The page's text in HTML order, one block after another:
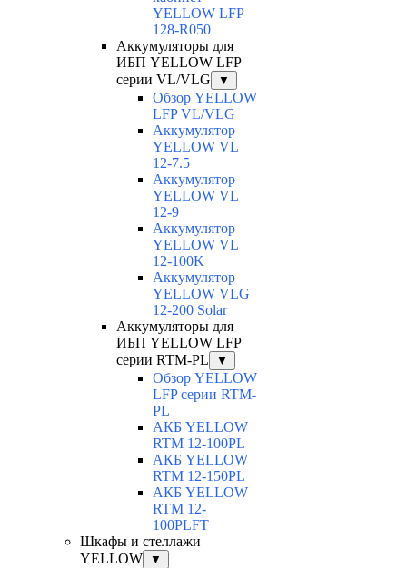
YELLOW LFP
128-R050
Аккумуляторы для
ИБП YELLOW LFP
серии VL/VLG
▼
Обзор YELLOW
LFP VL/VLG
Аккумулятор
YELLOW VL
12-7.5
Аккумулятор
YELLOW VL
12-9
Аккумулятор
YELLOW VL
12-100K
Аккумулятор
YELLOW VLG
12-200 Solar
Аккумуляторы для
ИБП YELLOW LFP
серии RTM-PL
▼
Обзор YELLOW
LFP серии RTM-
PL
АКБ YELLOW
RTM 12-100PL
АКБ YELLOW
RTM 12-150PL
АКБ YELLOW
RTM 12-
100PLFT
Шкафы и стеллажи
YELLOW
▼